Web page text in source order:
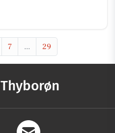
7 ... 29
Thyborøn